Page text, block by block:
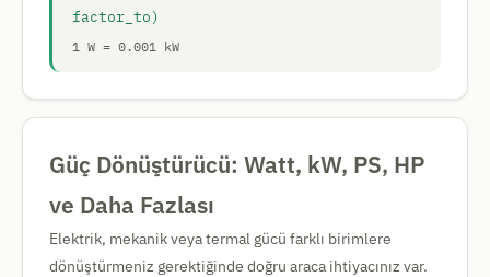
factor_to)
1 W = 0.001 kW
Güç Dönüştürücü: Watt, kW, PS, HP
ve Daha Fazlası
Elektrik, mekanik veya termal gücü farklı birimlere
dönüştürmeniz gerektiğinde doğru araca ihtiyacınız var.